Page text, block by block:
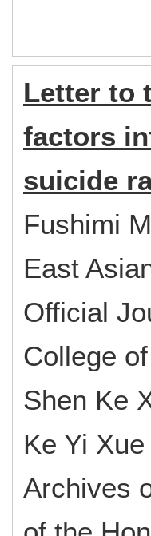
Letter to
factors
suicide
Fushimi
East
Official
College
Shen Ke
Ke Yi
Archives